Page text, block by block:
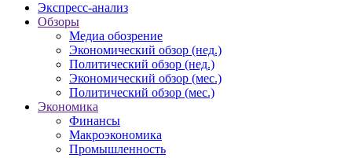
Экспресс-анализ
Обзоры
Медиа обозрение
Экономический обзор (нед.)
Политический обзор (нед.)
Экономический обзор (мес.)
Политический обзор (мес.)
Экономика
Финансы
Макроэкономика
Промышленность